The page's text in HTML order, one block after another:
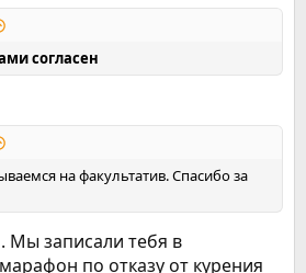
согласен
на факультатив. Спасибо за
. Мы записали тебя в
по отказу от курения